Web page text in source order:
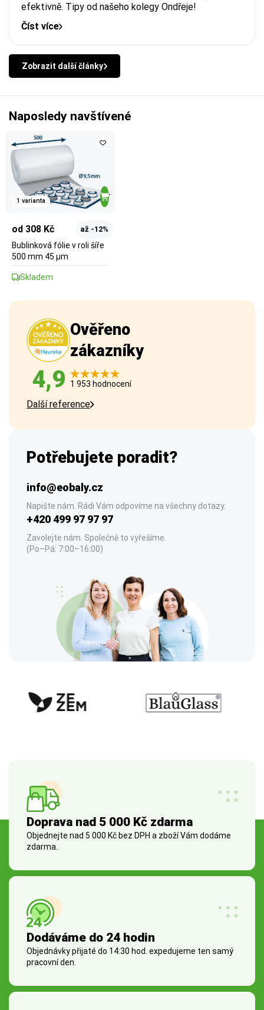
efektivně. Tipy od našeho kolegy Ondřeje!
Číst více
Zobrazit další články
Naposledy navštívené
1 varianta
od 308 Kč až -12%
Bublinková fólie v roli šíře
500 mm 45 µm
Skladem
Ověřeno
zákazníky
4,9 1 953 hodnocení
Další reference
Potřebujete poradit?
info@eobaly.cz
Napište nám. Rádi Vám odpovíme na všechny dotazy.
+420 499 97 97 97
Zavolejte nám. Společně to vyřešíme.
(Po–Pá: 7:00–16:00)
Doprava nad 5 000 Kč zdarma
Objednejte nad 5 000 Kč bez DPH a zboží Vám dodáme
zdarma.
Dodáváme do 24 hodin
Objednávky přijaté do 14:30 hod. expedujeme ten samý
pracovní den.